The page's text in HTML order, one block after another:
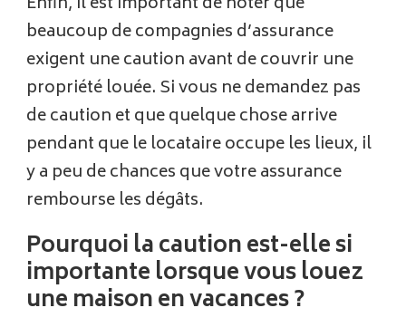
beaucoup de compagnies d’assurance
exigent une caution avant de couvrir une
propriété louée. Si vous ne demandez pas
de caution et que quelque chose arrive
pendant que le locataire occupe les lieux, il
y a peu de chances que votre assurance
rembourse les dégâts.
Pourquoi la caution est-elle si
importante lorsque vous louez
une maison en vacances ?